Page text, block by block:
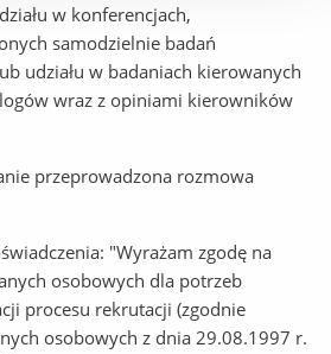
w konferencjach,
samodzielnie badań
udziału w badaniach kierowanych
wraz z opiniami kierowników
przeprowadzona rozmowa
"Wyrażam zgodę na
osobowych dla potrzeb
procesu rekrutacji (zgodnie
osobowych z dnia 29.08.1997 r.